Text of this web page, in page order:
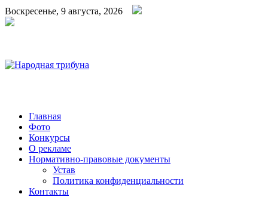
Воскресенье, 9 августа, 2026
Народная трибуна
Калининская районная газета
Главная
Фото
Конкурсы
О рекламе
Нормативно-правовые документы
Устав
Политика конфиденциальности
Контакты